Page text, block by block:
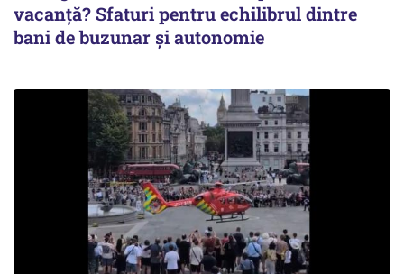
vacanță? Sfaturi pentru echilibrul dintre
bani de buzunar și autonomie